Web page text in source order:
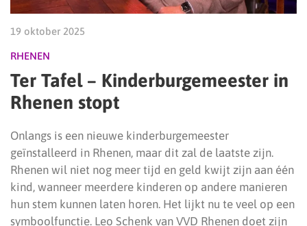
19 oktober 2025
RHENEN
Ter Tafel – Kinderburgemeester in
Rhenen stopt
Onlangs is een nieuwe kinderburgemeester
geïnstalleerd in Rhenen, maar dit zal de laatste zijn.
Rhenen wil niet nog meer tijd en geld kwijt zijn aan één
kind, wanneer meerdere kinderen op andere manieren
hun stem kunnen laten horen. Het lijkt nu te veel op een
symboolfunctie. Leo Schenk van VVD Rhenen doet zijn